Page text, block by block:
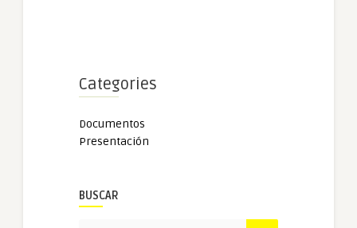
Categories
Documentos
Presentación
BUSCAR